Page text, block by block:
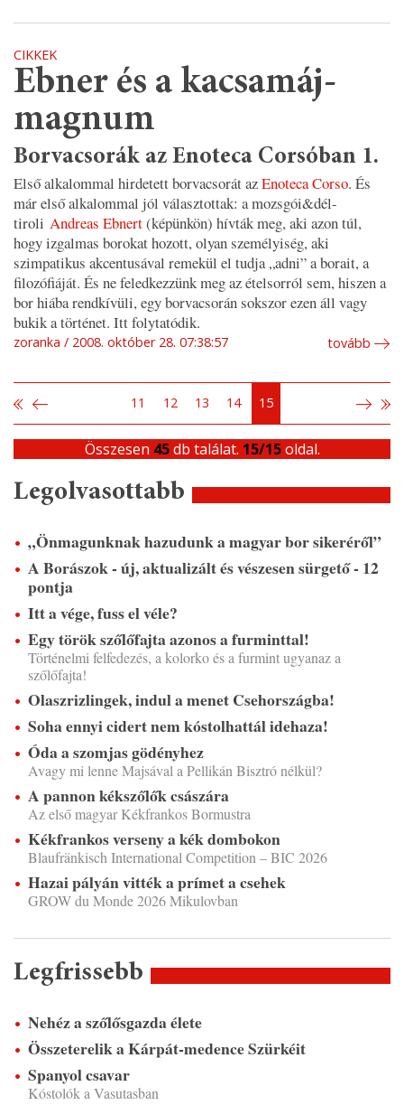
CIKKEK
Ebner és a kacsamáj-
magnum
Borvacsorák az Enoteca Corsóban 1.
Első alkalommal hirdetett borvacsorát azEnoteca Corso. És
már első alkalommal jól választottak: a mozsgói&dél-
tiroli Andreas Ebnert(képünkön) hívták meg, aki azon túl,
hogy izgalmas borokat hozott, olyan személyiség, aki
szimpatikus akcentusával remekül el tudja „adni” a borait, a
filozófiáját. És ne feledkezzünk meg az ételsorról sem, hiszen a
bor hiába rendkívüli, egy borvacsorán sokszor ezen áll vagy
bukik a történet. Itt folytatódik.
zoranka 2008. október 28. 07:38:57 tovább
11 12 13 14 15
Összesen 45db találat. 15/15oldal.
Legolvasottabb
„Önmagunknak hazudunk a magyar bor sikeréről”
A Borászok - új, aktualizált és vészesen sürgető - 12
pontja
Itt a vége, fuss el véle?
Egy török szőlőfajta azonos a furminttal!
Történelmi felfedezés, a kolorko és a furmint ugyanaz a
szőlőfajta!
Olaszrizlingek, indul a menet Csehországba!
Soha ennyi cidert nem kóstolhattál idehaza!
Óda a szomjas gödényhez
Avagy mi lenne Majsával a Pellikán Bisztró nélkül?
A pannon kékszőlők császára
Az első magyar Kékfrankos Bormustra
Kékfrankos verseny a kék dombokon
Blaufränkisch International Competition – BIC 2026
Hazai pályán vitték a prímet a csehek
GROW du Monde 2026 Mikulovban
Legfrissebb
Nehéz a szőlősgazda élete
Összeterelik a Kárpát-medence Szürkéit
Spanyol csavar
Kóstolók a Vasutasban